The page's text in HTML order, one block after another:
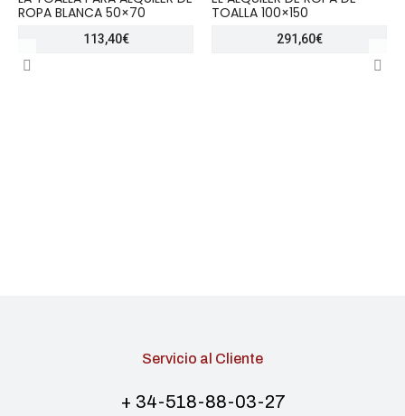
ROPA BLANCA 50×70
113,40€
TOALLA 100×150
291,60€
Servicio al Cliente
+ 34-518-88-03-27